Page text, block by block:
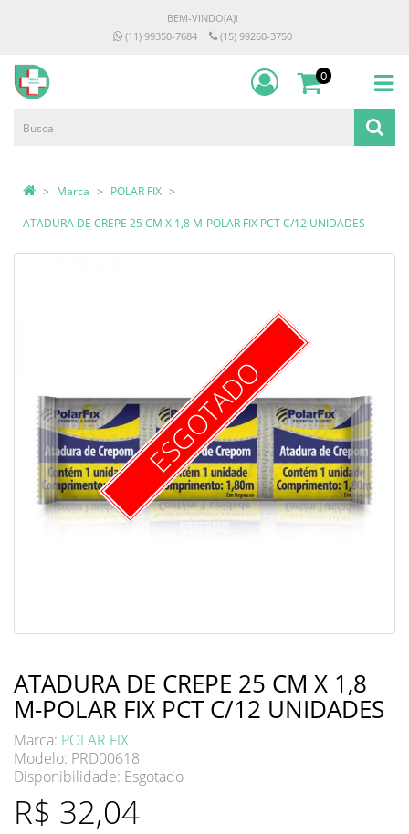
BEM-VINDO(A)!
(11) 99350-7684
(15) 99260-3750
0
Marca POLAR FIX
ATADURA DE CREPE 25 CM X 1,8 M-POLAR FIX PCT C/12 UNIDADES
ESGOTADO
ATADURA DE CREPE 25 CM X 1,8
M-POLAR FIX PCT C/12 UNIDADES
Marca: POLAR FIX
Modelo: PRD00618
Disponibilidade: Esgotado
R$ 32,04